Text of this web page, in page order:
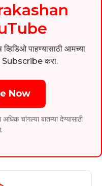
पाहण्यासाठी आमच्या
करा.
Now
चांगल्या बातम्या देण्यासाठी